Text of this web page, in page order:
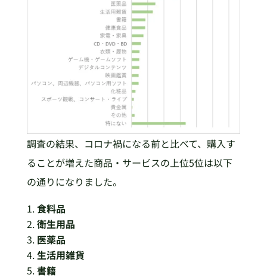
調査の結果、コロナ禍になる前と比べて、購入す
ることが増えた商品・サービスの上位5位は以下
の通りになりました。
食料品
衛生用品
医薬品
生活用雑貨
書籍